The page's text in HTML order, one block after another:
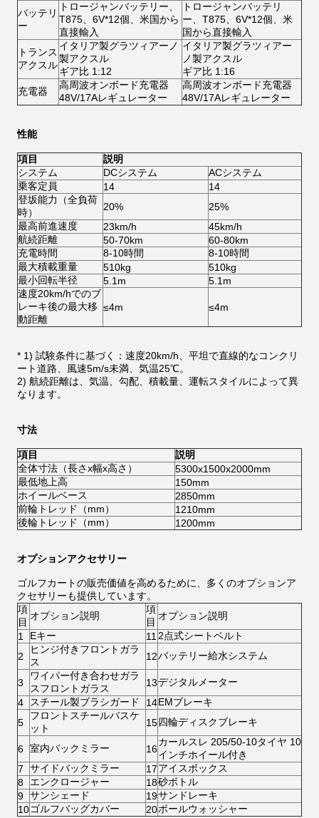
バッテリ
ー
トロージャンバッテリー、
T875、6V*12個、米国から
直接輸入
トロージャンバッテリ
ー、T875、6V*12個、米
国から直接輸入
トランス
アクスル
イタリア製グラツィアーノ
製アクスル
ギア比 1:12
イタリア製グラツィアー
ノ製アクスル
ギア比 1:16
充電器
高周波オンボード充電器
48V/17Aレギュレーター
高周波オンボード充電器
48V/17Aレギュレーター
性能
項目
説明
システム
DCシステム
ACシステム
乗客定員
14
14
登坂能力（全負荷
時）
20%
25%
最高前進速度
23km/h
45km/h
航続距離
50-70km
60-80km
充電時間
8-10時間
8-10時間
最大積載重量
510kg
510kg
最小回転半径
5.1m
5.1m
速度20km/hでのブ
レーキ後の最大移
動距離
≤4m ≤4m
* 1) 試験条件に基づく：速度20km/h、平坦で直線的なコンクリ
ート道路、風速5m/s未満、気温25℃。
2) 航続距離は、気温、勾配、積載量、運転スタイルによって異
なります。
寸法
項目
説明
全体寸法（長さx幅x高さ）
5300x1500x2000mm
最低地上高
150mm
ホイールベース
2850mm
前輪トレッド（mm）
1210mm
後輪トレッド（mm）
1200mm
オプションアクセサリー
ゴルフカートの販売価値を高めるために、多くのオプションア
クセサリーも提供しています。
項
目
オプション説明
項
目
オプション説明
1
Eキー 11 2点式シートベルト
2
ヒンジ付きフロントガラ
ス
12バッテリー給水システム
3
ワイパー付き合わせガラ
スフロントガラス
13デジタルメーター
4
スチール製ブラシガード 14EMブレーキ
5
フロントスチールバスケ
ット
15四輪ディスクブレーキ
6 室内バックミラー 16
カールスレ 205/50-10タイヤ 10
インチホイール付き
7
サイドバックミラー 17アイスボックス
8
エンクロージャー 18砂ボトル
9 サンシェード 19サンドレーキ
10ゴルフバッグカバー 20ボールウォッシャー